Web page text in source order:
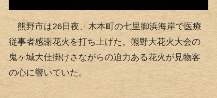
熊野市は26日夜、木本町の七里御浜海岸で医療
従事者感謝花火を打ち上げた。熊野大花火大会の
鬼ヶ城大仕掛けさながらの迫力ある花火が見物客
の心に響いていた。